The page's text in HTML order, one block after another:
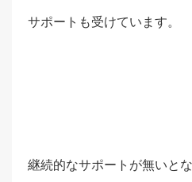
サポートも受けています。
継続的なサポートが無いと